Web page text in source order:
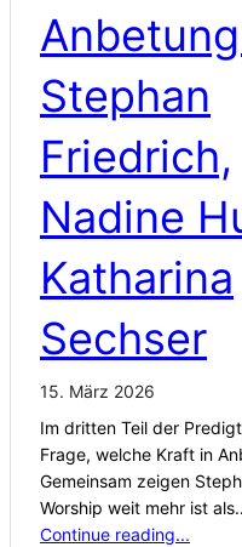
Anbetung |
Stephan
Friedrich,
Nadine
Katharina
Sechser
15. März 2026
Im dritten Teil der
Frage, welche Kraft in
Gemeinsam zeigen
Worship weit mehr ist
Continue reading...